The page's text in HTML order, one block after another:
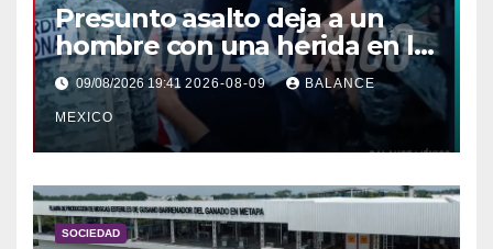
Presunto asalto deja a un
hombre con una herida en la
pierna en Colonia Solidaridad
2000, Tapachula
09/08/2026 19:41 2026-08-09 BALANCE
MEXICO
SOCIEDAD